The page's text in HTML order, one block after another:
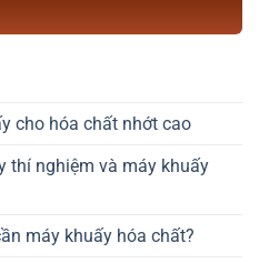
cho hóa chất nhớt cao
thí nghiệm và máy khuấy
máy khuấy hóa chất?